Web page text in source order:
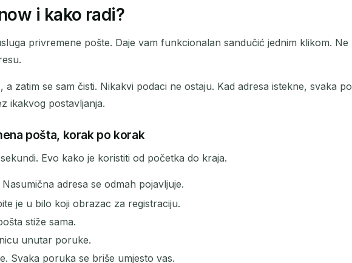
Vaša privremena adresa e-pošte:
Izbriši odabrano
PREDMET
i kako radi?
privremene pošte. Daje vam funkcionalan sandučić jednim klikom.
zatim se sam čisti. Nikakvi podaci ne ostaju. Kad adresa istekne, svaka
ikakvog postavljanja.
pošta, korak po korak
Evo kako je koristiti od početka do kraja.
adresa se odmah pojavljuje.
je u bilo koji obrazac za registraciju.
stiže sama.
unutar poruke.
Svaka poruka se briše umjesto vas.